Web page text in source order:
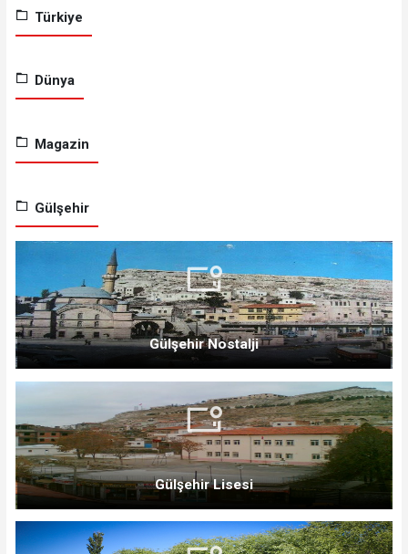
Türkiye
Dünya
Magazin
Gülşehir
Gülşehir Nostalji
Gülşehir Lisesi